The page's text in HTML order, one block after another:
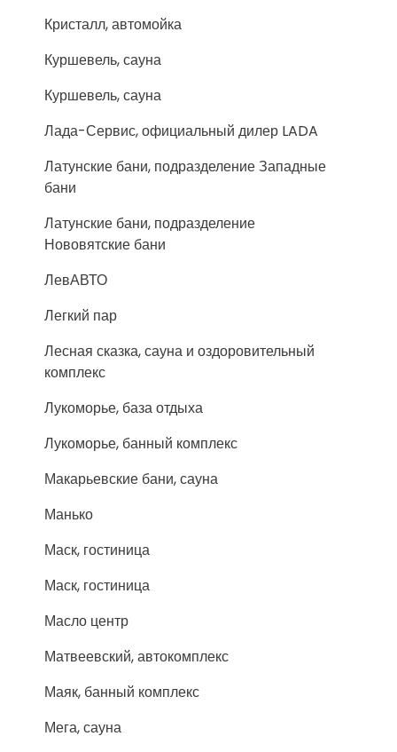
Кристалл, автомойка
Куршевель, сауна
Куршевель, сауна
Лада-Сервис, официальный дилер LADA
Латунские бани, подразделение Западные
бани
Латунские бани, подразделение
Нововятские бани
ЛевАВТО
Легкий пар
Лесная сказка, сауна и оздоровительный
комплекс
Лукоморье, база отдыха
Лукоморье, банный комплекс
Макарьевские бани, сауна
Манько
Маск, гостиница
Маск, гостиница
Масло центр
Матвеевский, автокомплекс
Маяк, банный комплекс
Мега, сауна